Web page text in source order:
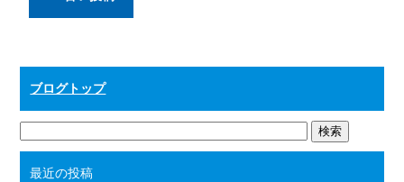
ブログトップ
最近の投稿